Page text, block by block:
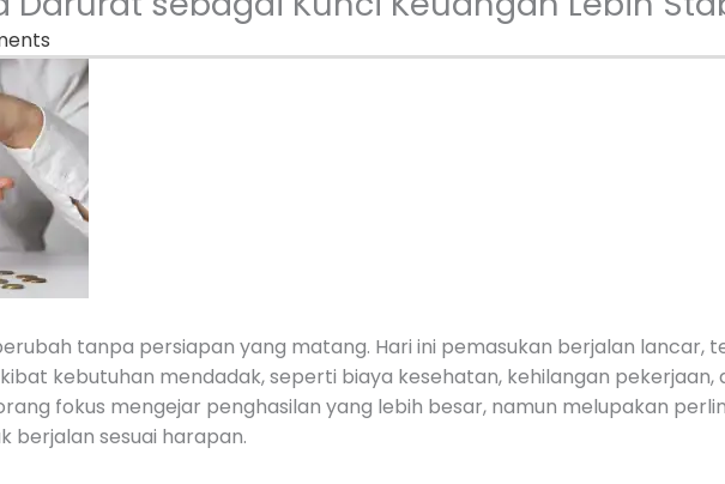
tanpa persiapan yang matang. Hari ini pemasukan berjalan lancar,
kebutuhan mendadak, seperti biaya kesehatan, kehilangan pekerjaan,
fokus mengejar penghasilan yang lebih besar, namun melupakan
berjalan sesuai harapan.